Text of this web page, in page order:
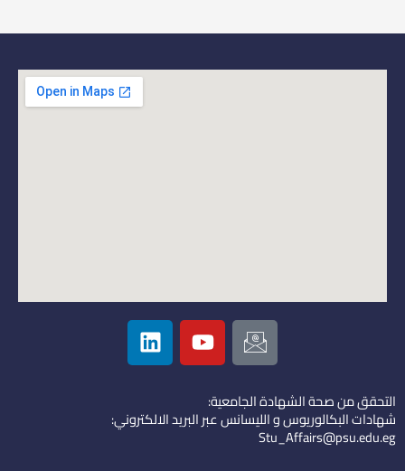
I
c
o
n
-
e
Y
o
u
u
b
L
i
n
e
d
التحقق من صحة الشهادة الجامعية:
شهادات البكالوريوس و الليسانس عبر البريد الالكتروني:
Stu_Affairs@psu.edu.eg